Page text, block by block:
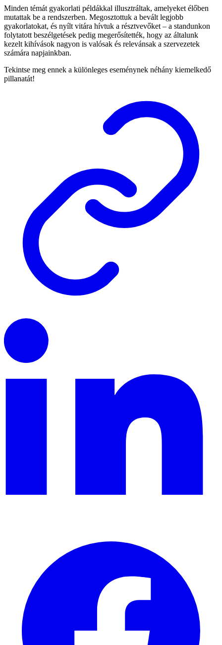
Minden témát gyakorlati példákkal illusztráltak, amelyeket élőben
mutattak be a rendszerben. Megosztottuk a bevált legjobb
gyakorlatokat, és nyílt vitára hívtuk a résztvevőket – a standunkon
folytatott beszélgetések pedig megerősítették, hogy az általunk
kezelt kihívások nagyon is valósak és relevánsak a szervezetek
számára napjainkban.
Tekintse meg ennek a különleges eseménynek néhány kiemelkedő
pillanatát!